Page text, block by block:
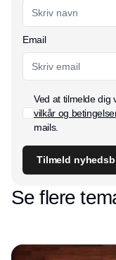
Email
Ved at tilmelde dig
vilkår og
mails.
Tilmeld
Se flere